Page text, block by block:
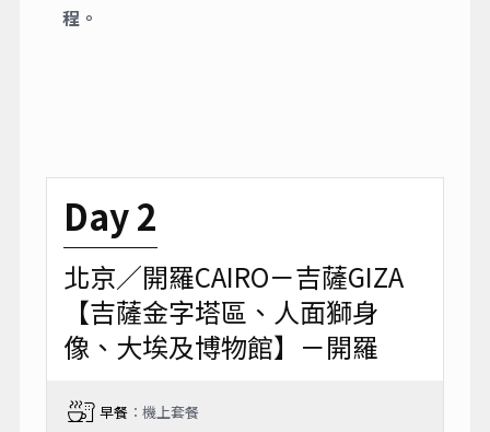
程。
Day 2
北京／開羅CAIRO－吉薩GIZA
【吉薩金字塔區、人面獅身
像、大埃及博物館】－開羅
早餐：機上套餐